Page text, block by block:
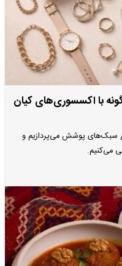
با اکسسوری‌های کیان
سبک‌های پوشش می‌پردازیم و
می‌کنیم.